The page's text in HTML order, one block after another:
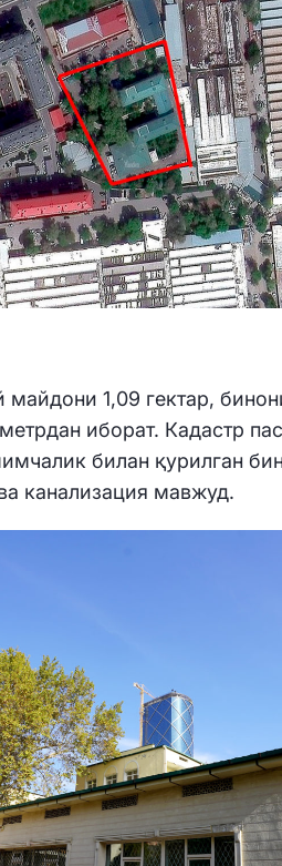
майдони 1,09 гектар,
иборат. Кадастр
билан қурилган
канализация мавжуд.